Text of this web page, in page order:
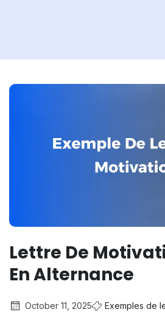
Lettre De
En Alternance
October 11, 2025
Exemples de